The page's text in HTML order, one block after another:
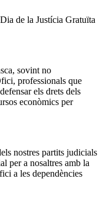
de la Justícia Gratuïta
sovint no
professionals que
els drets dels
econòmics per
nostres partits judicials
per a nosaltres amb la
a les dependències